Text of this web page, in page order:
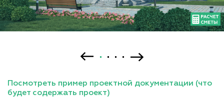
Посмотреть пример проектной документации (что
будет содержать проект)